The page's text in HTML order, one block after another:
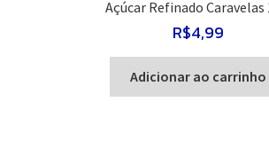
Açúcar Refinado Caravelas
R$4,99
Adicionar ao carrinho